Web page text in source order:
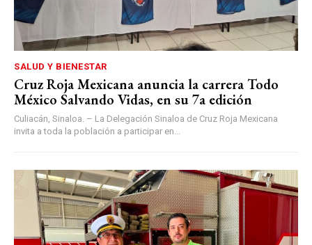
SALUD Y BIENESTAR
Cruz Roja Mexicana anuncia la carrera Todo
México Salvando Vidas, en su 7a edición
Culiacán, Sinaloa. – La Delegación Sinaloa de Cruz Roja Mexicana
invita a toda la población a participar en...